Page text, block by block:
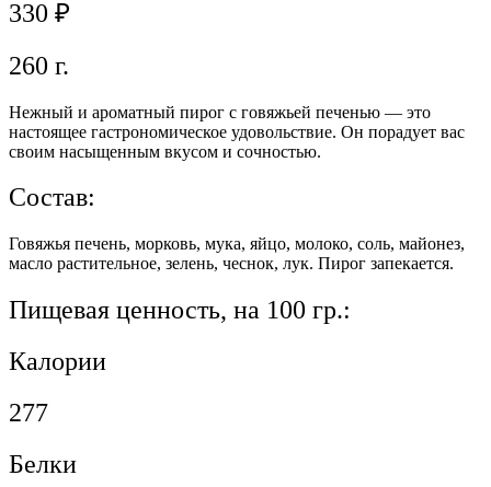
330 ₽
260 г.
Нежный и ароматный пирог с говяжьей печенью — это
настоящее гастрономическое удовольствие. Он порадует вас
своим насыщенным вкусом и сочностью.
Состав:
Говяжья печень, морковь, мука, яйцо, молоко, соль, майонез,
масло растительное, зелень, чеснок, лук. Пирог запекается.
Пищевая ценность, на 100 гр.:
Калории
277
Белки